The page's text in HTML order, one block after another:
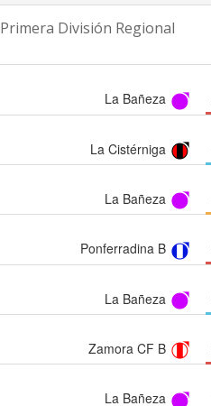
Primera División Regional
La Bañeza
La Cistérniga
La Bañeza
Ponferradina B
La Bañeza
Zamora CF B
La Bañeza